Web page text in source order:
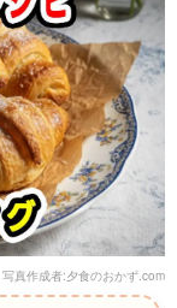
写真作成者:夕食のおかず.com